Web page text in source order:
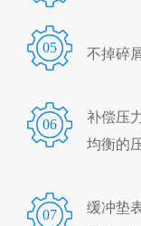
05 不掉碎
06
补偿压
均衡的
07
缓冲垫